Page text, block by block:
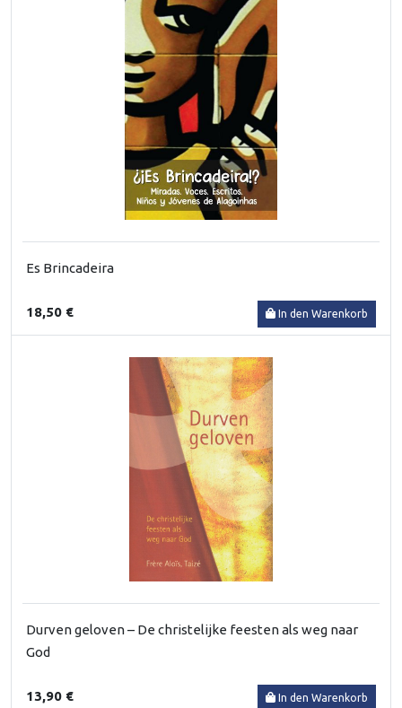
Es Brincadeira
18,50 € In den Warenkorb
Durven geloven – De christelijke feesten als weg naar
God
13,90 € In den Warenkorb